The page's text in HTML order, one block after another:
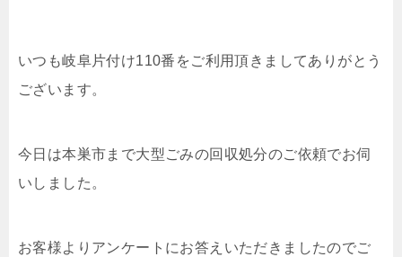
いつも岐阜片付け110番をご利用頂きましてありがとう
ございます。
今日は本巣市まで大型ごみの回収処分のご依頼でお伺
いしました。
お客様よりアンケートにお答えいただきましたのでご